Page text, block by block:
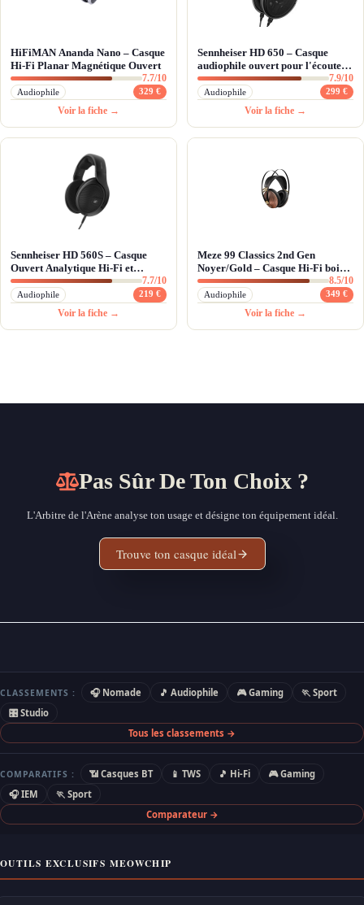
HiFiMAN Ananda Nano – Casque
Hi-Fi Planar Magnétique Ouvert
7.7/10
Audiophile 329 €
Voir la fiche →
Sennheiser HD 650 – Casque
audiophile ouvert pour l'écoute
analytique
7.9/10
Audiophile 299 €
Voir la fiche →
Sennheiser HD 560S – Casque
Ouvert Analytique Hi-Fi et
Monitoring
7.7/10
Audiophile 219 €
Voir la fiche →
Meze 99 Classics 2nd Gen
Noyer/Gold – Casque Hi-Fi bois
artisanal et son balancé
8.5/10
Audiophile 349 €
Voir la fiche →
Pas Sûr De Ton Choix ?
L'Arbitre de l'Arène analyse ton usage et désigne ton équipement idéal.
Trouve ton casque idéal
CLASSEMENTS : 🎧 Nomade 🎵 Audiophile 🎮 Gaming
🏃 Sport
🎛 Studio
Tous les classements →
COMPARATIFS : 📶 Casques BT 📱 TWS 🎵 Hi-Fi
🎮 Gaming
🎧 IEM
🏃 Sport
Comparateur →
OUTILS EXCLUSIFS MEOWCHIP